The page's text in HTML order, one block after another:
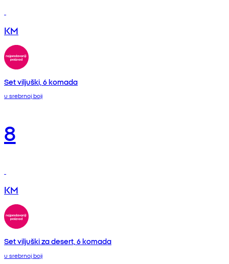
KM
Set viljuški, 6 komada
u srebrnoj boji
8
KM
Set viljuški za desert, 6 komada
u srebrnoj boji